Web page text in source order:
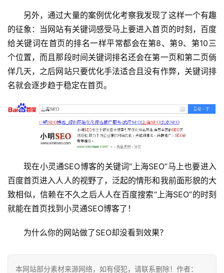
另外，通过大量的案例优化考察我发现了这样一个有趣
的征象：当网站有关键词感受马上要进入首页的时刻，百度
给关键词在首页的排名一样平常都会在第8、第9、第10三
个位置，而且那段时间关键词排名还会在第一页和第二页倘
佯几天，之后网站只要优化手法适合且没有作弊，关键词排
名就会逐步趋于稳定在首页。
现在小灵通SEO博客的关键词“上海SEO”马上也要进入
百度首页进入人人的视野了，泛起的情形和我前面形貌的大
致相似，信赖在不久之后人人在百度搜索“上海SEO”的时刻
就能在首页找到小灵通SEO博客了！
为什么你的网站做了SEO却没看到效果？
本网站部分素材来源网络，如有侵犯，请联系删除！作者：